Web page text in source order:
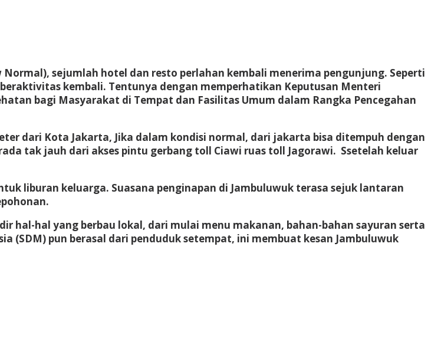
sejumlah hotel dan resto perlahan kembali menerima pengunjung. Seperti
kembali. Tentunya dengan memperhatikan Keputusan Menteri
bagi Masyarakat di Tempat dan Fasilitas Umum dalam Rangka Pencegahan
dari Kota Jakarta, Jika dalam kondisi normal, dari jakarta bisa ditempuh dengan
tak jauh dari akses pintu gerbang toll Ciawi ruas toll Jagorawi. Ssetelah keluar
liburan keluarga. Suasana penginapan di Jambuluwuk terasa sejuk lantaran
hal-hal yang berbau lokal, dari mulai menu makanan, bahan-bahan sayuran serta
(SDM) pun berasal dari penduduk setempat, ini membuat kesan Jambuluwuk